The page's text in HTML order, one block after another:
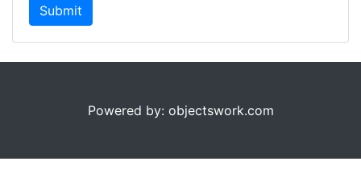
Submit
Powered by: objectswork.com